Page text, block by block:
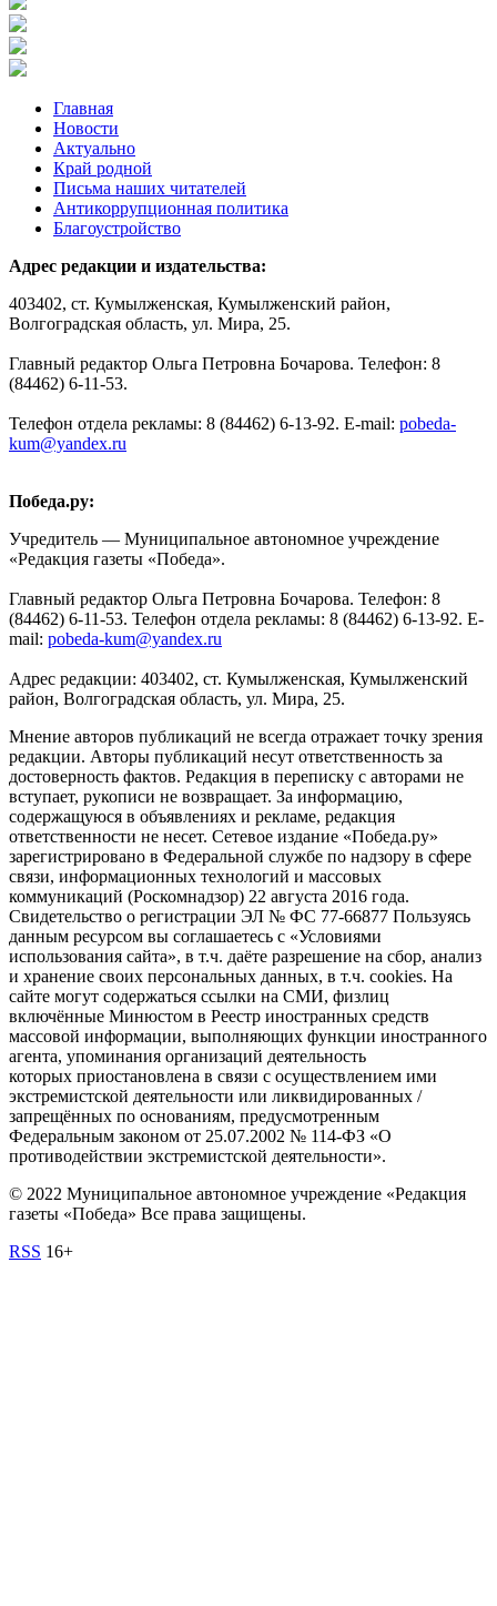
Главная
Новости
Актуально
Край родной
Письма наших читателей
Антикоррупционная политика
Благоустройство
Адрес редакции и издательства:
403402, ст. Кумылженская, Кумылженский район,
Волгоградская область, ул. Мира, 25.
Главный редактор Ольга Петровна Бочарова. Телефон: 8
(84462) 6-11-53.
Телефон отдела рекламы: 8 (84462) 6-13-92. E-mail: pobeda-
kum@yandex.ru
Победа.ру:
Учредитель — Муниципальное автономное учреждение
«Редакция газеты «Победа».
Главный редактор Ольга Петровна Бочарова. Телефон: 8
(84462) 6-11-53. Телефон отдела рекламы: 8 (84462) 6-13-92. E-
mail: pobeda-kum@yandex.ru
Адрес редакции: 403402, ст. Кумылженская, Кумылженский
район, Волгоградская область, ул. Мира, 25.
Мнение авторов публикаций не всегда отражает точку зрения
редакции. Авторы публикаций несут ответственность за
достоверность фактов. Редакция в переписку с авторами не
вступает, рукописи не возвращает. За информацию,
содержащуюся в объявлениях и рекламе, редакция
ответственности не несет. Сетевое издание «Победа.ру»
зарегистрировано в Федеральной службе по надзору в сфере
связи, информационных технологий и массовых
коммуникаций (Роскомнадзор) 22 августа 2016 года.
Свидетельство о регистрации ЭЛ № ФС 77-66877 Пользуясь
данным ресурсом вы соглашаетесь с «Условиями
использования сайта», в т.ч. даёте разрешение на сбор, анализ
и хранение своих персональных данных, в т.ч. cookies. На
сайте могут содержаться ссылки на СМИ, физлиц
включённые Минюстом в Реестр иностранных средств
массовой информации, выполняющих функции иностранного
агента, упоминания организаций деятельность
которых приостановлена в связи с осуществлением ими
экстремистской деятельности или ликвидированных /
запрещённых по основаниям, предусмотренным
Федеральным законом от 25.07.2002 № 114-ФЗ «О
противодействии экстремистской деятельности».
© 2022 Муниципальное автономное учреждение «Редакция
газеты «Победа» Все права защищены.
RSS 16+